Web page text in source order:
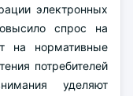
электронных
спрос на
на нормативные
потребителей
уделяют